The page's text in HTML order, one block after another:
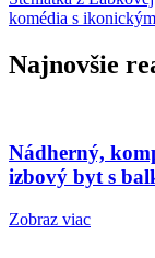
komédia s
Najnovšie
Nádherný,
izbový byt s
Zobraz viac